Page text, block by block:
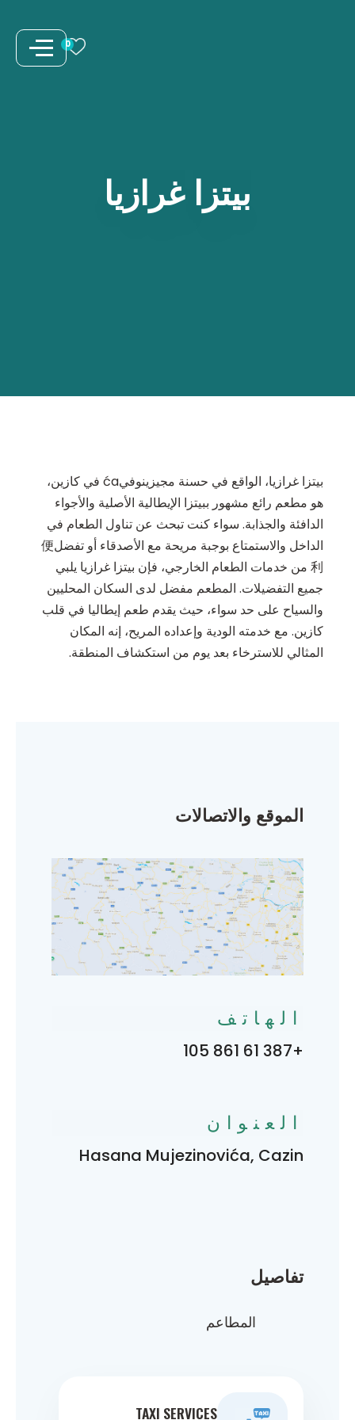
0
بيتزا غرازيا
بيتزا غرازيا، الواقع في حسنة مجيزينوفيća في كازين،
هو مطعم رائع مشهور ببيتزا الإيطالية الأصلية والأجواء
الدافئة والجذابة. سواء كنت تبحث عن تناول الطعام في
الداخل والاستمتاع بوجبة مريحة مع الأصدقاء أو تفضل便
利 من خدمات الطعام الخارجي، فإن بيتزا غرازيا يلبي
جميع التفضيلات. المطعم مفضل لدى السكان المحليين
والسياح على حد سواء، حيث يقدم طعم إيطاليا في قلب
كازين. مع خدمته الودية وإعداده المريح، إنه المكان
المثالي للاسترخاء بعد يوم من استكشاف المنطقة.
تفاصيل
المطاعم
TAXI SERVICES
الموقع والاتصالات
الهاتف
+387 61 861 105
العنوان
Hasana Mujezinovića, Cazin